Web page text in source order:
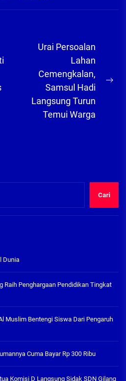
Urai Persoalan
Lahan
Cemengkalan,
Samsul Hadi
Langsung Turun
Temui Warga
Cari
Dunia
Raih Penghargaan Pendidikan Tingkat
Muslim Bentengi Siswa Dari Pengaruh
Cuma Bayar Rp 300 Ribu
Komisi D Langsung Sidak SDN Gilang